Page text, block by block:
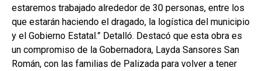
estaremos trabajado alrededor de 30 personas, entre los
que estarán haciendo el dragado, la logística del municipio
y el Gobierno Estatal.” Detalló. Destacó que esta obra es
un compromiso de la Gobernadora, Layda Sansores San
Román, con las familias de Palizada para volver a tener